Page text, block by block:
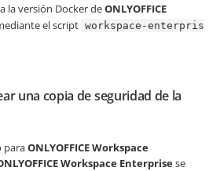
a la versión Docker deONLYOFFICE
el script workspace-enterpris
una copia de seguridad de la
paraONLYOFFICE Workspace
Workspace Enterprisese